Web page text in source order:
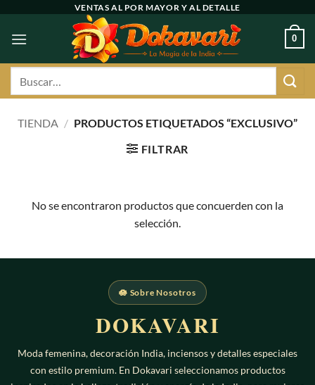
contenido
VENTAS AL POR MAYOR Y AL DETALLE
0
TIENDA / PRODUCTOS ETIQUETADOS “EXCLUSIVO”
FILTRAR
No se encontraron productos que concuerden con la
selección.
🪷 Sobre Nosotros
DOKAVARI
Moda femenina, decoración India, inciensos y detalles especiales
con estilo premium. En Dokavari seleccionamos productos